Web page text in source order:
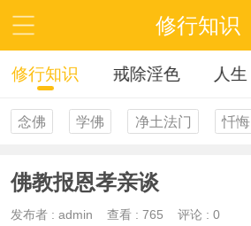
修行知识
修行知识 戒除淫色 人生
念佛 学佛 净土法门 忏悔
佛教报恩孝亲谈
发布者 : admin 查看 : 765
评论 : 0